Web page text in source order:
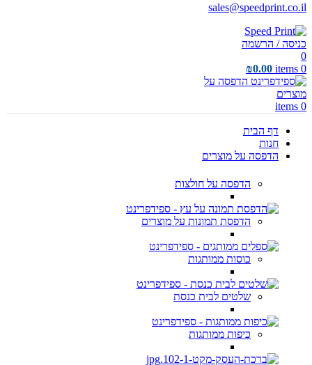
sales@speedprint.co.il
כניסה / הרשמה
0
0
items
₪0.00
0
items
דף הבית
חנות
הדפסה על מוצרים
הדפסה על חולצות
הדפסת תמונות על מוצרים
כוסות ממותגות
שלטים לבית כנסת
כיפות ממותגות